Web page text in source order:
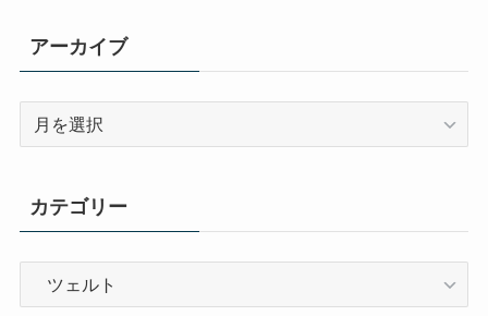
アーカイブ
ブ
カテゴリー